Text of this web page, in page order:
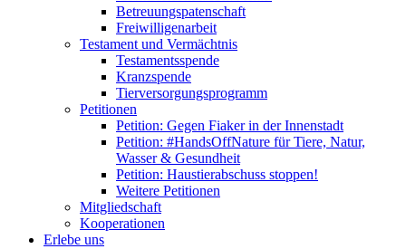
Betreuungspatenschaft
Freiwilligenarbeit
Testament und Vermächtnis
Testamentsspende
Kranzspende
Tierversorgungsprogramm
Petitionen
Petition: Gegen Fiaker in der Innenstadt
Petition: #HandsOffNature für Tiere, Natur,
Wasser & Gesundheit
Petition: Haustierabschuss stoppen!
Weitere Petitionen
Mitgliedschaft
Kooperationen
Erlebe uns